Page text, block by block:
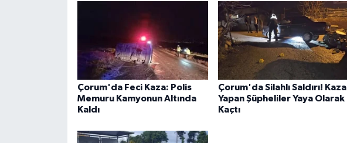
Çorum'da Feci Kaza: Polis
Memuru Kamyonun Altında
Kaldı
Çorum'da Silahlı Saldırı! Kaza
Yapan Şüpheliler Yaya Olarak
Kaçtı